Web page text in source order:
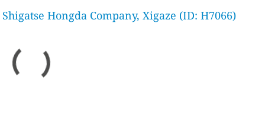
Shigatse Hongda Company, Xigaze (ID: H7066)